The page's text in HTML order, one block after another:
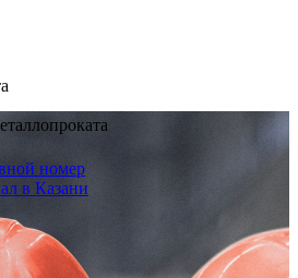
номер
в Казани